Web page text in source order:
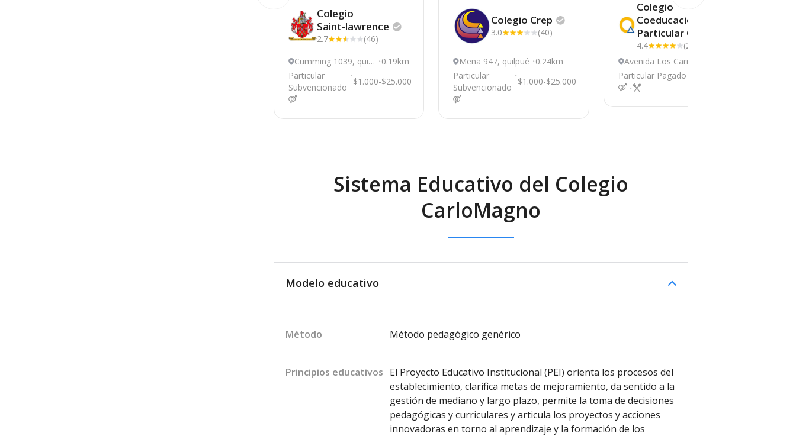
Colegio
Saint-lawrence
2.7
(46)
Cumming 1039, quilp
ué
0.19km
Particular
Subvencionado
$1.000-$25.000
Colegio Crep
3.0 (40)
Mena 947, quilpué
0.24km
Particular
Subvencionado
$1.000-$25.000
Colegio
Coeducacional
Particular Quilpué
4.4
(26)
Avenida Los Carrera
& Thompson, quilpu
é
Particular Pagado
Sistema Educativo del Colegio
CarloMagno
Modelo educativo
Método Método pedagógico genérico
Principios educativos El Proyecto Educativo Institucional (PEI) orienta los procesos del
establecimiento, clarifica metas de mejoramiento, da sentido a la
gestión de mediano y largo plazo, permite la toma de decisiones
pedagógicas y curriculares y articula los proyectos y acciones
innovadoras en torno al aprendizaje y la formación de los